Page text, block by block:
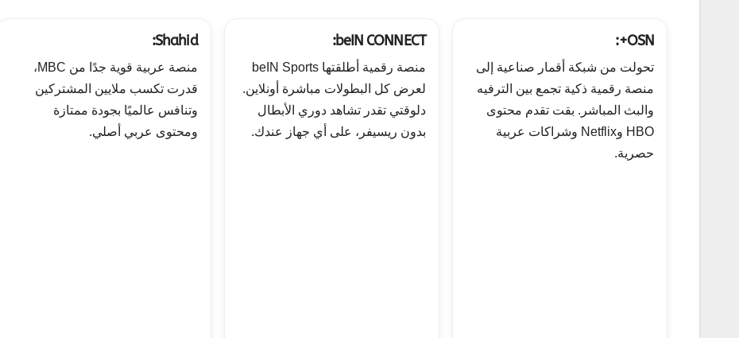
OSN+:
تحولت من شبكة أقمار صناعية إلى
منصة رقمية ذكية تجمع بين الترفيه
والبث المباشر. بقت تقدم محتوى
HBO وNetflix وشراكات عربية
حصرية.
beIN CONNECT:
منصة رقمية أطلقتها beIN Sports
لعرض كل البطولات مباشرة أونلاين.
دلوقتي تقدر تشاهد دوري الأبطال
بدون ريسيفر، على أي جهاز عندك.
Shahid:
منصة عربية قوية جدًا من MBC،
قدرت تكسب ملايين المشتركين
وتنافس عالميًا بجودة ممتازة
ومحتوى عربي أصلي.